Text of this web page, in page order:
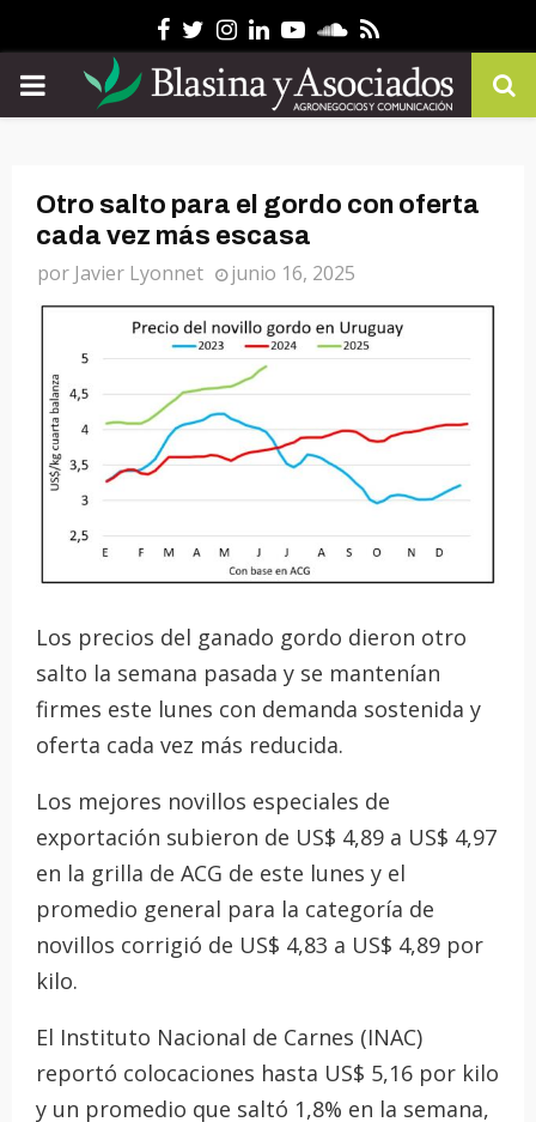
Facebook
Twitter
Instagram
Linkedin
YoutubeSoundcloud
Rss
PRIMARY
Otro salto para el gordo con oferta
cada vez más escasa
por Javier Lyonnet junio 16, 2025
Los precios del ganado gordo dieron otro
salto la semana pasada y se mantenían
firmes este lunes con demanda sostenida y
oferta cada vez más reducida.
Los mejores novillos especiales de
exportación subieron de US$ 4,89 a US$ 4,97
en la grilla de ACG de este lunes y el
promedio general para la categoría de
novillos corrigió de US$ 4,83 a US$ 4,89 por
kilo.
El Instituto Nacional de Carnes (INAC)
reportó colocaciones hasta US$ 5,16 por kilo
y un promedio que saltó 1,8% en la semana,